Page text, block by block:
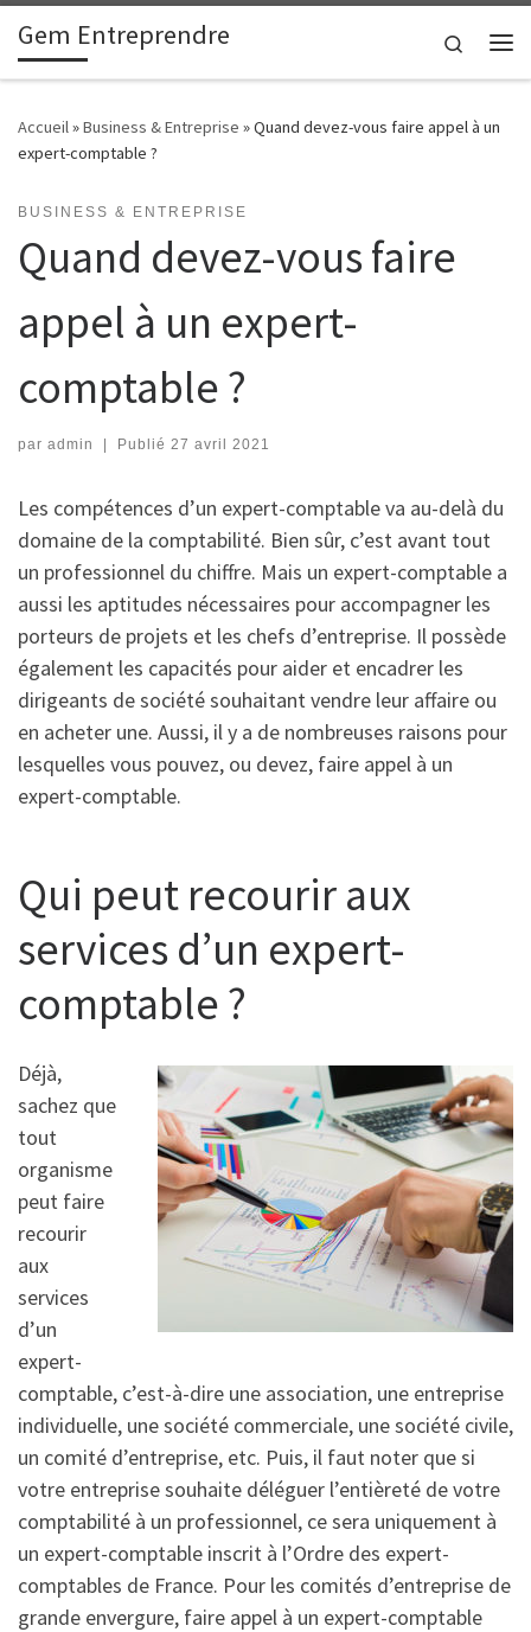
Passer au contenu
Gem Entreprendre
Search
Accueil»Business & Entreprise »Quand devez-vous faire appel à un
expert-comptable ?
BUSINESS & ENTREPRISE
Quand devez-vous faire
appel à un expert-
comptable ?
par admin | Publié 27 avril 2021
Les compétences d’un expert-comptable va au-delà du
domaine de la comptabilité. Bien sûr, c’est avant tout
un professionnel du chiffre. Mais un expert-comptable a
aussi les aptitudes nécessaires pour accompagner les
porteurs de projets et les chefs d’entreprise. Il possède
également les capacités pour aider et encadrer les
dirigeants de société souhaitant vendre leur affaire ou
en acheter une. Aussi, il y a de nombreuses raisons pour
lesquelles vous pouvez, ou devez, faire appel à un
expert-comptable.
Qui peut recourir aux
services d’un expert-
comptable ?
Déjà,
sachez que
tout
organisme
peut faire
recourir
aux
services
d’un
expert-
comptable, c’est-à-dire une association, une entreprise
individuelle, une société commerciale, une société civile,
un comité d’entreprise, etc. Puis, il faut noter que si
votre entreprise souhaite déléguer l’entièreté de votre
comptabilité à un professionnel, ce sera uniquement à
un expert-comptable inscrit à l’Ordre des expert-
comptables de France. Pour les comités d’entreprise de
grande envergure, faire appel à un expert-comptable